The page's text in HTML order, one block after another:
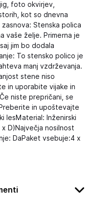
foto okvirjev,
kot so dnevna
Stenska polica
vaše želje. Primerna je
jim bo dodala
To stensko polico je
manj vzdrževanja.
stene niso
in uporabite vijake in
niste prepričani, se
in upoštevajte
lesMaterial: Inženirski
x D)Največja nosilnost
DaPaket vsebuje:4 x